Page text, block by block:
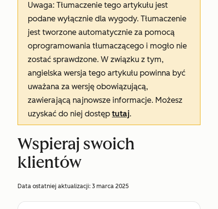
Uwaga: Tłumaczenie tego artykułu jest
podane wyłącznie dla wygody. Tłumaczenie
jest tworzone automatycznie za pomocą
oprogramowania tłumaczącego i mogło nie
zostać sprawdzone. W związku z tym,
angielska wersja tego artykułu powinna być
uważana za wersję obowiązującą,
zawierającą najnowsze informacje. Możesz
uzyskać do niej dostęp tutaj.
Wspieraj swoich
klientów
Data ostatniej aktualizacji: 3 marca 2025